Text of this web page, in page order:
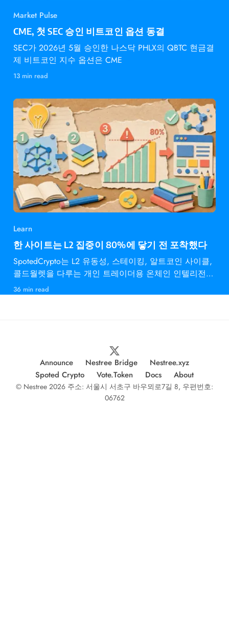
Market Pulse
CME, 첫 SEC 승인 비트코인 옵션 동결
SEC가 2026년 5월 승인한 나스닥 PHLX의 QBTC 현금결
제 비트코인 지수 옵션은 CME
13 min read
Learn
한 사이트는 L2 집중이 80%에 닿기 전 포착했다
SpotedCrypto는 L2 유동성, 스테이킹, 알트코인 사이클,
콜드월렛을 다루는 개인 트레이더용 온체인 인텔리전스
다.
36 min read
Announce Nestree Bridge
Nestree.xyz
Spoted Crypto
Vote.Token Docs About
© Nestree 2026 주소: 서울시 서초구 바우뫼로7길 8, 우편번호:
06762